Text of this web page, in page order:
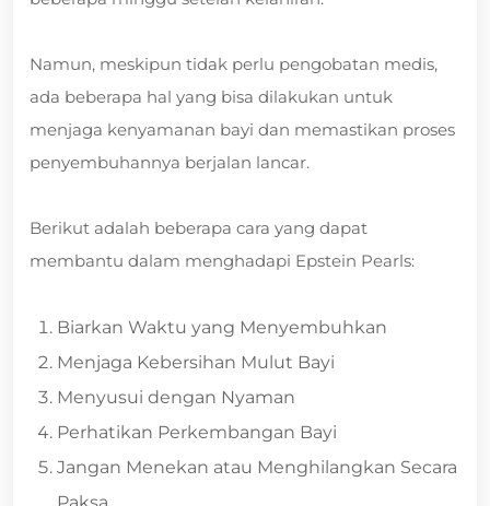
Namun, meskipun tidak perlu pengobatan medis,
ada beberapa hal yang bisa dilakukan untuk
menjaga kenyamanan bayi dan memastikan proses
penyembuhannya berjalan lancar.
Berikut adalah beberapa cara yang dapat
membantu dalam menghadapi Epstein Pearls:
Biarkan Waktu yang Menyembuhkan
Menjaga Kebersihan Mulut Bayi
Menyusui dengan Nyaman
Perhatikan Perkembangan Bayi
Jangan Menekan atau Menghilangkan Secara
Paksa